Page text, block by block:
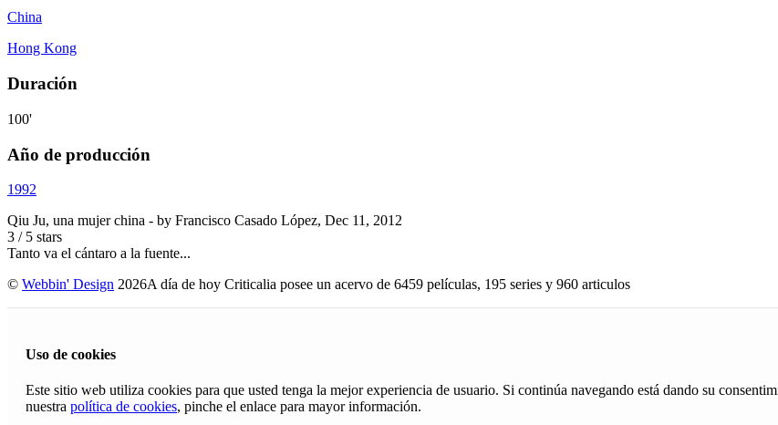
China
Hong Kong
Duración
100'
Año de producción
1992
Qiu Ju, una mujer china - by Francisco Casado López, Dec 11, 2012
3 / 5 stars
Tanto va el cántaro a la fuente...
© Webbin' Design 2026A día de hoy Criticalia posee un acervo de 6459 películas, 195 series y 960 articulos
Uso de cookies
Este sitio web utiliza cookies para que usted tenga la mejor experiencia de usuario. Si continúa navegando está dando su
nuestra política de cookies, pinche el enlace para mayor información.